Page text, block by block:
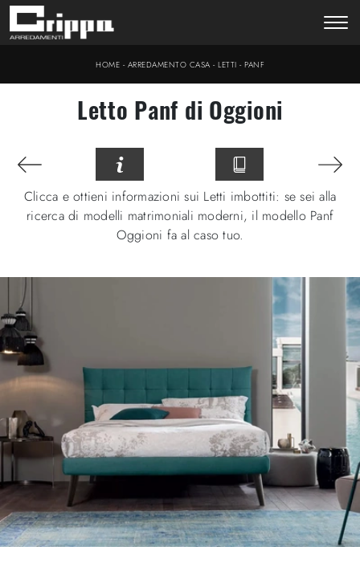
HOME - ARREDAMENTO CASA - LETTI - PANF
Letto Panf di Oggioni
Clicca e ottieni informazioni sui Letti imbottiti: se sei alla
ricerca di modelli matrimoniali moderni, il modello Panf
Oggioni fa al caso tuo.